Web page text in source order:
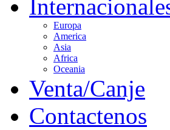
Europa
America
Asia
Africa
Oceania
Venta/Canje
Contactenos